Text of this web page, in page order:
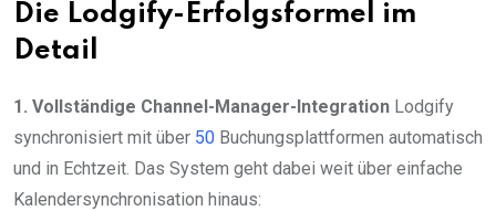
Die Lodgify-Erfolgsformel im
Detail
1. Vollständige Channel-Manager-Integration Lodgify
synchronisiert mit über 50 Buchungsplattformen automatisch
und in Echtzeit. Das System geht dabei weit über einfache
Kalendersynchronisation hinaus: